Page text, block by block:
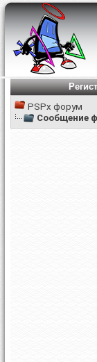
PSPx форум
Сообщение